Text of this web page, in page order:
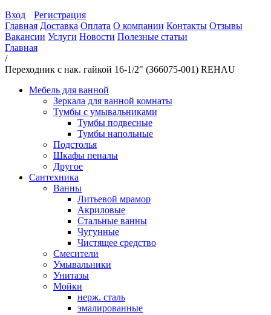
Вход
Регистрация
Главная Доставка Оплата О компании Контакты Отзывы
Вакансии Услуги Новости Полезные статьи
Главная
/
Переходник с нак. гайкой 16-1/2" (366075-001) REHAU
Мебель для ванной
Зеркала для ванной комнаты
Тумбы с умывальниками
Тумбы подвесные
Тумбы напольные
Подстолья
Шкафы пеналы
Другое
Сантехника
Ванны
Литьевой мрамор
Акриловые
Стальные ванны
Чугунные
Чистящее средство
Смесители
Умывальники
Унитазы
Мойки
нерж. сталь
эмалированные